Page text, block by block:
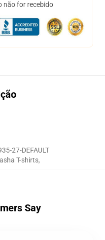
não for recebido
27-DEFAULT
T-shirts,
Say